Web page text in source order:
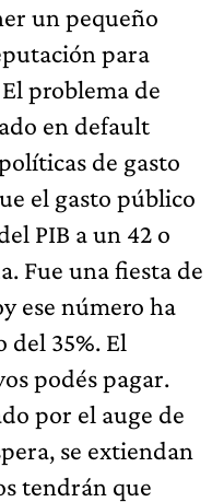
un pequeño
para
problema de
en default
de gasto
el gasto público
PIB a un 42 o
Fue una fiesta de
ese número ha
del 35%. El
podés pagar.
por el auge de
se extiendan
tendrán que